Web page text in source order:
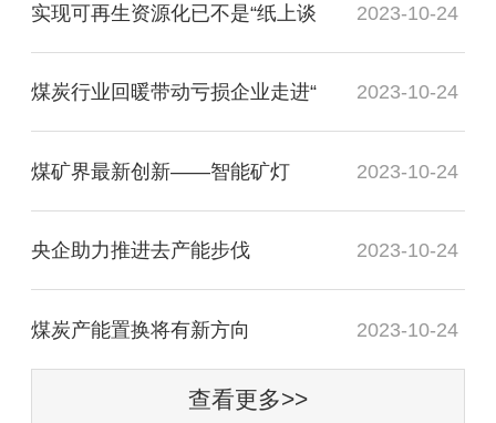
实现可再生资源化已不是“纸上谈 2023-10-24
煤炭行业回暖带动亏损企业走进“ 2023-10-24
煤矿界最新创新——智能矿灯 2023-10-24
央企助力推进去产能步伐 2023-10-24
煤炭产能置换将有新方向 2023-10-24
查看更多>>